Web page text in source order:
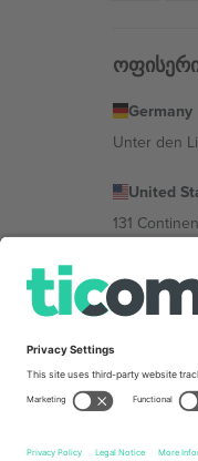
Germany
Unter den
United
131
Bulgaria
Regus
Av